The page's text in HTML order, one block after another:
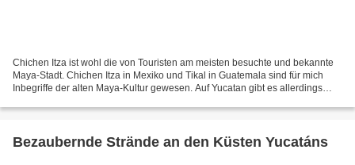
Chichen Itza ist wohl die von Touristen am meisten besuchte und bekannte
Maya-Stadt. Chichen Itza in Mexiko und Tikal in Guatemala sind für mich
Inbegriffe der alten Maya-Kultur gewesen. Auf Yucatan gibt es allerdings
Bezaubernde Strände an den Küsten Yucatáns